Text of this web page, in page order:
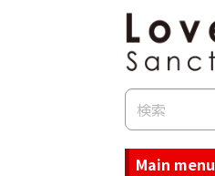
Main menu